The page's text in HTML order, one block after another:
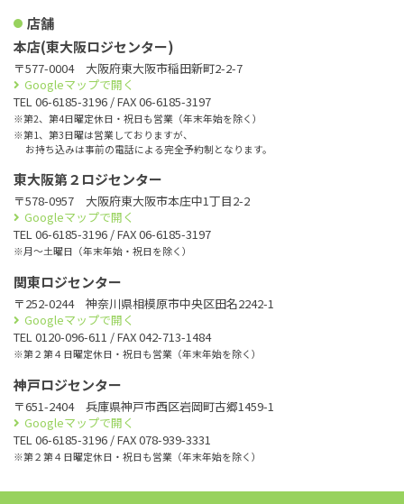
店舗
本店(東大阪ロジセンター)
〒577-0004 大阪府東大阪市稲田新町2-2-7
Googleマップで開く
TEL 06-6185-3196 / FAX 06-6185-3197
※第2、第4日曜定休日・祝日も営業（年末年始を除く）
※第1、第3日曜は営業しておりますが、
お持ち込みは事前の電話による完全予約制となります。
東大阪第２ロジセンター
〒578-0957 大阪府東大阪市本庄中1丁目2-2
Googleマップで開く
TEL 06-6185-3196 / FAX 06-6185-3197
※月〜土曜日（年末年始・祝日を除く）
関東ロジセンター
〒252-0244 神奈川県相模原市中央区田名2242-1
Googleマップで開く
TEL 0120-096-611 / FAX 042-713-1484
※第２第４日曜定休日・祝日も営業（年末年始を除く）
神戸ロジセンター
〒651-2404 兵庫県神戸市西区岩岡町古郷1459-1
Googleマップで開く
TEL 06-6185-3196 / FAX 078-939-3331
※第２第４日曜定休日・祝日も営業（年末年始を除く）